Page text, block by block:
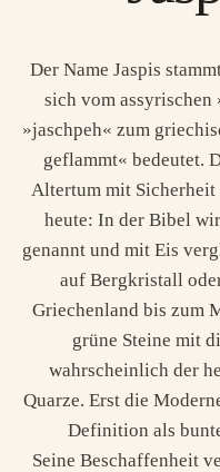
Der Name Jaspis
sich vom assyrischen
»jaschpeh« zum
geflammt« bedeutet.
Altertum mit Sicherheit
heute: In der Bibel
genannt und mit Eis
auf Bergkristall
Griechenland bis zum
grüne Steine mit
wahrscheinlich der
Quarze. Erst die
Definition als
Seine Beschaffenheit